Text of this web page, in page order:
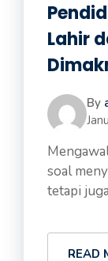
Lahir
By
soal
tetapi
READ